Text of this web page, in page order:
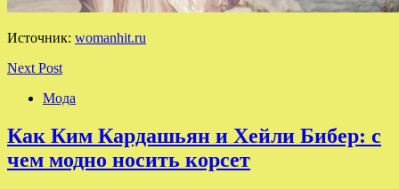
Источник: womanhit.ru
Next Post
Мода
Как Ким Кардашьян и Хейли Бибер: с
чем модно носить корсет